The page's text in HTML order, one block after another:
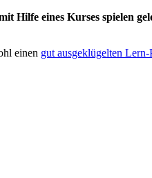
Hilfe eines Kurses spielen
einen gut ausgeklügelten Lern-